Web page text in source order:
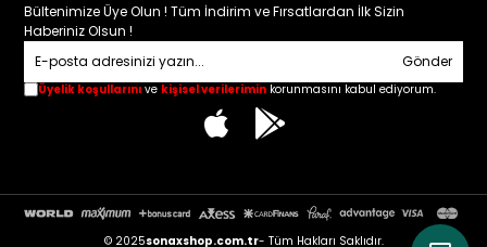
Bültenimize Üye Olun ! Tüm İndirim ve Fırsatlardan İlk Sizin
Haberiniz Olsun !
Gönder
Üyelik koşullarını ve kişisel verilerimin korunmasını kabul ediyorum.
© 2025sonaxshop.com.tr- Tüm Hakları Saklıdır.
05:17